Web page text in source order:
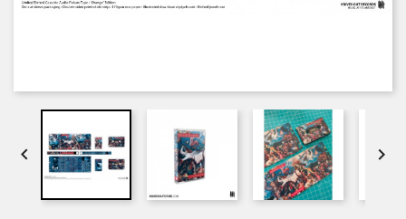
 